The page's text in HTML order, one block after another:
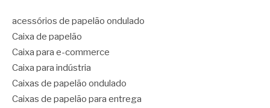
acessórios de papelão ondulado
Caixa de papelão
Caixa para e-commerce
Caixa para indústria
Caixas de papelão ondulado
Caixas de papelão para entrega